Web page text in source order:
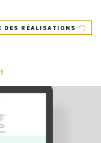
DES RÉALISATIONS